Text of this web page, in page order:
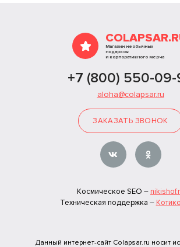
Магазин необычных
подарков
и корпоративного мерча
+7 (800) 550-
aloha@colapsar.ru
ЗАКАЗАТЬ ЗВОНОК
Космическое SEO –
Техническая поддержка –
Данный интернет-сайт Colapsar.ru носит